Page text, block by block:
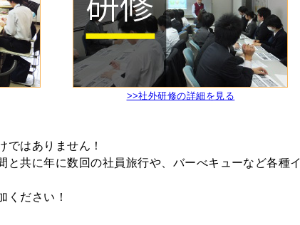
>>社外研修の詳細を見る
ではありません！
と共に年に数回の社員旅行や、バーべキューなど各種イ
ください！